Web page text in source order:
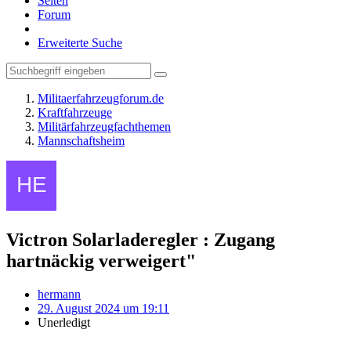
Forum
Erweiterte Suche
Militaerfahrzeugforum.de
Kraftfahrzeuge
Militärfahrzeugfachthemen
Mannschaftsheim
Victron Solarladeregler : Zugang
hartnäckig verweigert"
hermann
29. August 2024 um 19:11
Unerledigt